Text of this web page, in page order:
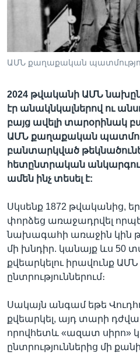
Լեզուներ
ԱՄՆ քաղաքական
2024 թվականի ԱՄՆ
էր անակնկալներով ու
բայց ավելի տարօրինակ
ԱՄՆ քաղաքական
բանտարկված
հետընտրական
ամեն ինչ տեսել է:
Սկսենք 1872 թվականից,
փորձեց առաջադրվել
նախագահի առաջին կին
մի խնդիր. կանայք ևս 50
քվեարկելու իրավունք
ընտրություններում։
Սակայն անգամ եթե
քվեարկել, այդ տարի
որովհետև «ազատ սիրո»
ընտրություններից մի